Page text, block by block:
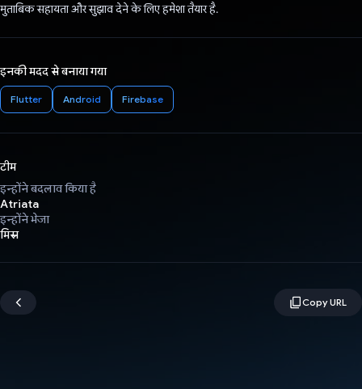
मुताबिक सहायता और सुझाव देने के लिए हमेशा तैयार है.
इनकी मदद से बनाया गया
Flutter Android Firebase
टीम
इन्होंने बदलाव किया है
Atriata
इन्होंने भेजा
मिस्र